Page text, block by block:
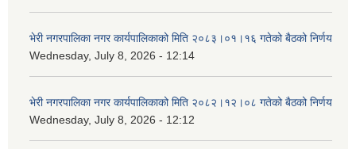
भेरी नगरपालिका नगर कार्यपालिकाको मिति २०८३।०१।१६ गतेको बैठको निर्णय
Wednesday, July 8, 2026 - 12:14
भेरी नगरपालिका नगर कार्यपालिकाको मिति २०८२।१२।०८ गतेको बैठको निर्णय
Wednesday, July 8, 2026 - 12:12